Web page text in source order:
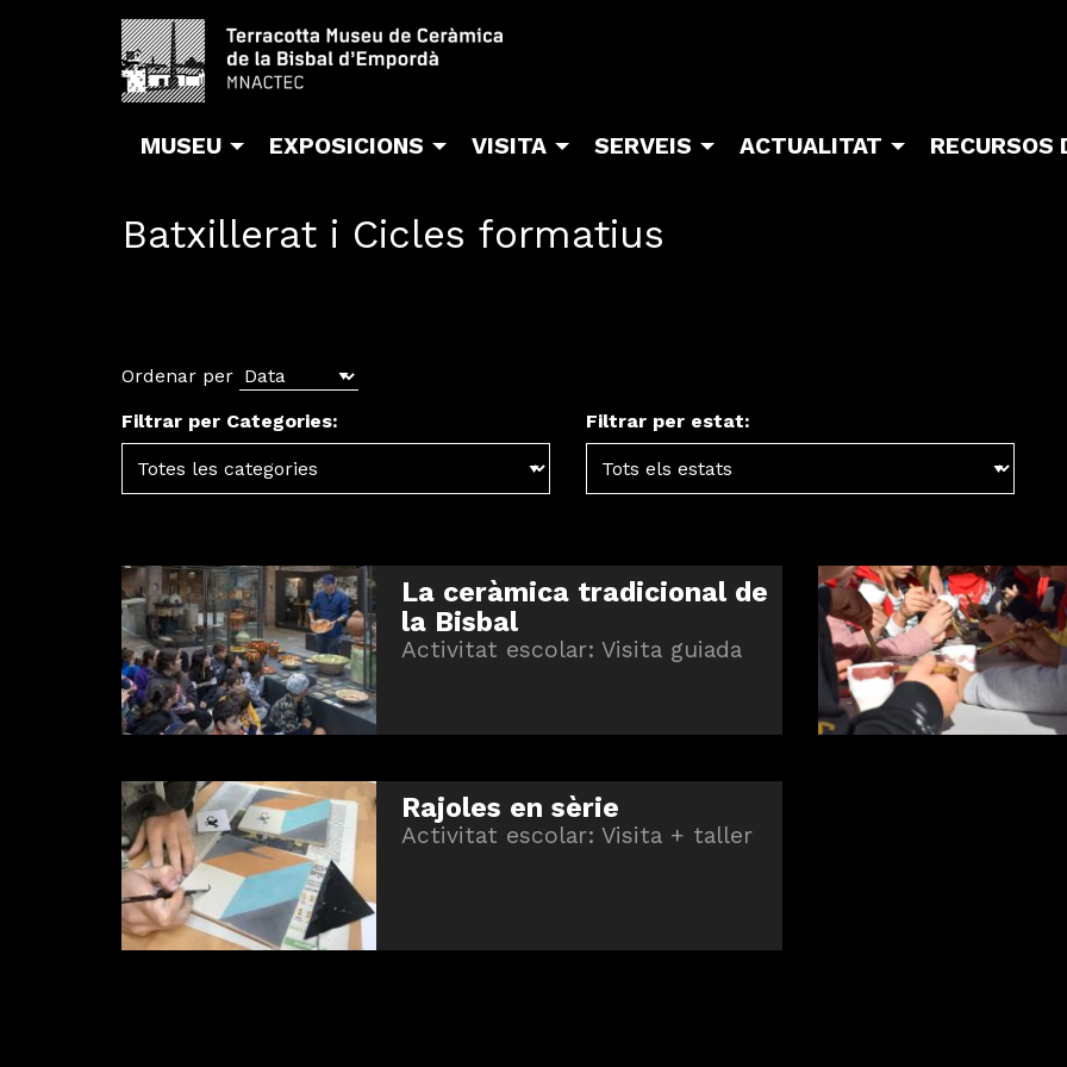
MUSEU EXPOSICIONS VISITA SERVEIS ACTUALITAT RECURSOS
Batxillerat i Cicles formatius
Ordenar per
Filtrar per Categories:
Filtrar per estat:
La ceràmica tradicional de
la Bisbal
Activitat escolar: Visita guiada
Rajoles en sèrie
Activitat escolar: Visita + taller